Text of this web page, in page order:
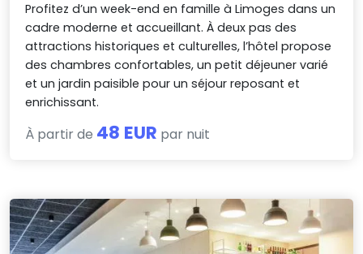
Profitez d’un week-end en famille à Limoges dans un
cadre moderne et accueillant. À deux pas des
attractions historiques et culturelles, l’hôtel propose
des chambres confortables, un petit déjeuner varié
et un jardin paisible pour un séjour reposant et
enrichissant.
À partir de 48 EUR par nuit